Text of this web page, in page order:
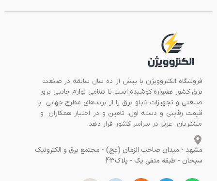
فروشگاه الکتروویژن با بیش از ده سال سابقه در صنعت
برق کشور همواره کوشیده است تا تمامی لوازم جانبی برق
صنعتی و تجهیزات تابلو برق را از برندهای مطرح جهانی با
قیمت رقابتی و دسته اول، تامین و در اختیار همکاران و
مشتریان عزیز در سراسر کشور قرار دهد.
مشهد - میدان صاحب الزمان (عج) - مجتمع برق و الکترونیک
سبحان - طبقه منفی یک - پلاک43